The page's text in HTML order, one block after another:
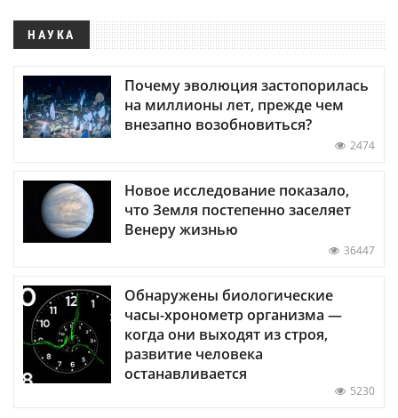
НАУКА
Почему эволюция застопорилась
на миллионы лет, прежде чем
внезапно возобновиться?
2474
Новое исследование показало,
что Земля постепенно заселяет
Венеру жизнью
36447
Обнаружены биологические
часы-хронометр организма —
когда они выходят из строя,
развитие человека
останавливается
5230